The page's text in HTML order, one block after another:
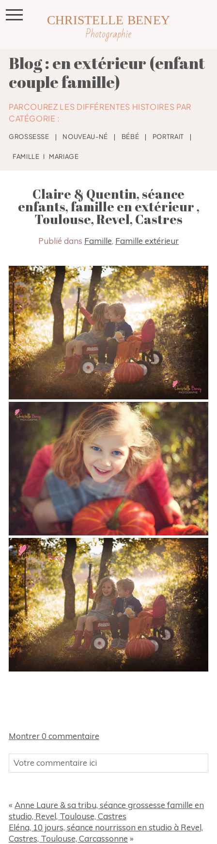
Photographie
CHRISTELLE BENEY
Blog : en extérieur (enfant
couple famille)
PARCOUREZ LES DIFFÉRENTES HISTOIRES PAR
CATÉGORIE :
GROSSESSE ❘ NOUVEAU-NÉ ❘ BÉBÉ ❘ PORTRAIT ❘
FAMILLE I MARIAGE
Claire & Quentin, séance
enfants, famille en extérieur ,
Toulouse, Revel, Castres
Publié dans Famille, Famille extérieur
Montrer0 commentaire
Votre commentaire ici
« Anne Laure & sa tribu, séance grossesse famille en
studio, Revel, Toulouse, Castres
Eléna, 10 jours, séance nourrisson en studio à Revel,
Castres, Toulouse, Carcassonne »